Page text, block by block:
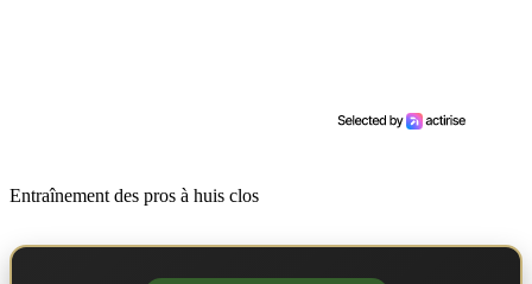
Entraînement des pros à huis clos